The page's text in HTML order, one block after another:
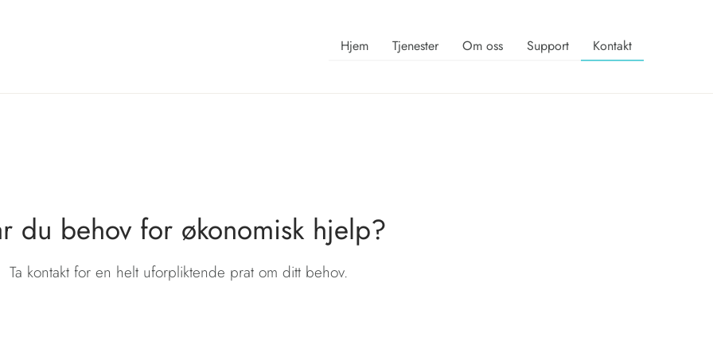
Hjem Tjenester Om oss Support Kontakt
du behov for økonomisk hjelp?
Ta kontakt for en helt uforpliktende prat om ditt behov.